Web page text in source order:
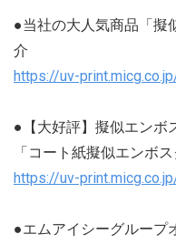
●当社の大人気商品「擬
介
https://uv-
●【大好評】擬似エンボ
「コート紙擬似エンボ
https://uv-
●エムアイシーグループ